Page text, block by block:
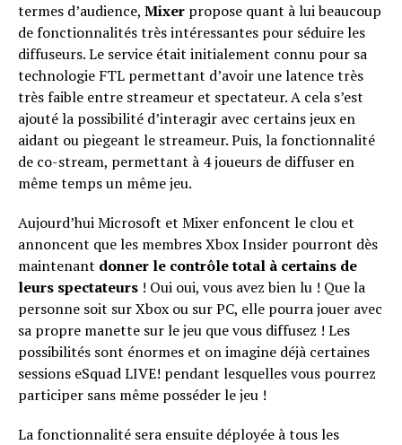
termes d’audience, Mixer propose quant à lui beaucoup
de fonctionnalités très intéressantes pour séduire les
diffuseurs. Le service était initialement connu pour sa
technologie FTL permettant d’avoir une latence très
très faible entre streameur et spectateur. A cela s’est
ajouté la possibilité d’interagir avec certains jeux en
aidant ou piegeant le streameur. Puis, la fonctionnalité
de co-stream, permettant à 4 joueurs de diffuser en
même temps un même jeu.
Aujourd’hui Microsoft et Mixer enfoncent le clou et
annoncent que les membres Xbox Insider pourront dès
maintenant donner le contrôle total à certains de
leurs spectateurs ! Oui oui, vous avez bien lu ! Que la
personne soit sur Xbox ou sur PC, elle pourra jouer avec
sa propre manette sur le jeu que vous diffusez ! Les
possibilités sont énormes et on imagine déjà certaines
sessions eSquad LIVE! pendant lesquelles vous pourrez
participer sans même posséder le jeu !
La fonctionnalité sera ensuite déployée à tous les